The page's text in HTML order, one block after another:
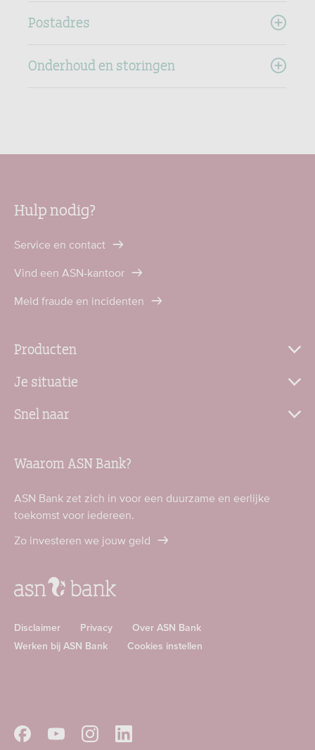
Postadres
Onderhoud en storingen
Hulp nodig?
Service en contact
Vind een ASN-kantoor
Meld fraude en incidenten
Producten
Je situatie
Snel naar
Waarom ASN Bank?
ASN Bank zet zich in voor een duurzame en eerlijke
toekomst voor iedereen.
Zo investeren we jouw geld
Disclaimer Privacy
Over ASN Bank
Werken bij ASN Bank
Cookies instellen
in
in
Volg
Volg
Volg